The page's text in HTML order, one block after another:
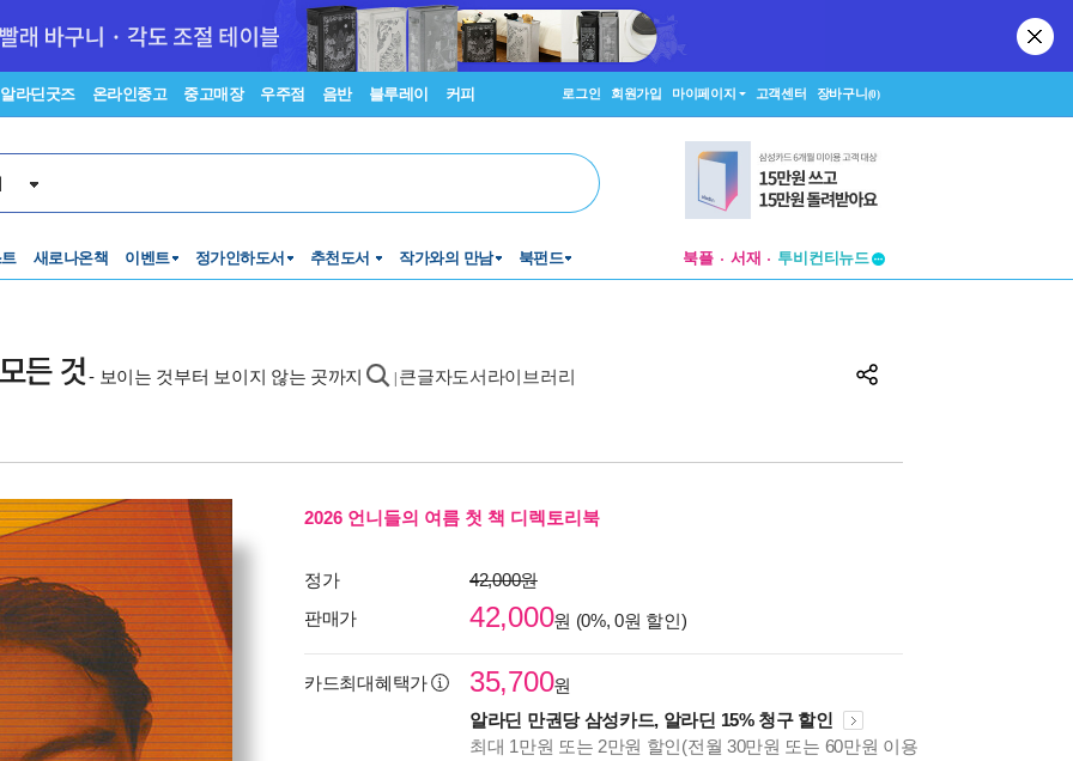
알라딘굿즈 온라인중고 중고매장 우주점 음반 블루레이 커피 로그인 회원가입 마이페이지 고객센터 장바구니(0)
새로나온책 이벤트 정가인하도서 추천도서 작가와의 만남 북펀드 북플 서재
투비컨티뉴드
든 것- 보이는 것부터 보이지 않는 곳까지 큰글자도서라이브러리
2026 언니들의 여름 첫 책 디렉토리북
정가
42,000원
판매가
42,000원 (0%, 0원 할인)
카드최대혜택가 35,700원
알라딘 만권당 삼성카드, 알라딘 15% 청구 할인
최대 1만원 또는 2만원 할인(전월 30만원 또는 60만원 이용